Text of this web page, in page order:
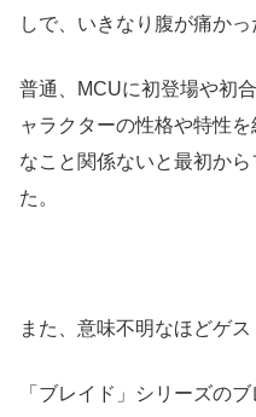
しで、いきなり腹が痛かっ
普通、MCUに初登場や初
ャラクターの性格や特性
なこと関係ないと最初か
た。
また、意味不明なほどゲ
「ブレイド」シリーズの